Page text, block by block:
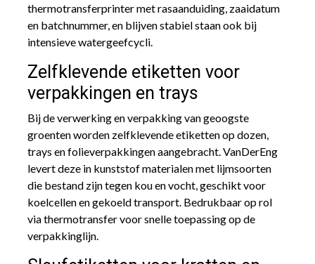
thermotransferprinter met rasaanduiding, zaaidatum
en batchnummer, en blijven stabiel staan ook bij
intensieve watergeefcycli.
Zelfklevende etiketten voor
verpakkingen en trays
Bij de verwerking en verpakking van geoogste
groenten worden zelfklevende etiketten op dozen,
trays en folieverpakkingen aangebracht. VanDerEng
levert deze in kunststof materialen met lijmsoorten
die bestand zijn tegen kou en vocht, geschikt voor
koelcellen en gekoeld transport. Bedrukbaar op rol
via thermotransfer voor snelle toepassing op de
verpakkinglijn.